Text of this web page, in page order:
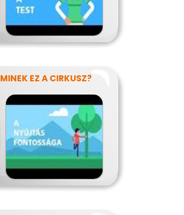
MINEK EZ A CIRKUSZ?